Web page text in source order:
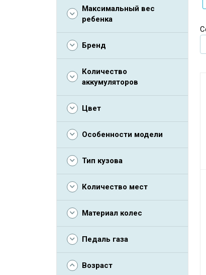
Максимальный вес
ребенка
Бренд
Количество
аккумуляторов
Цвет
Особенности модели
Тип кузова
Количество мест
Материал колес
Педаль газа
Возраст